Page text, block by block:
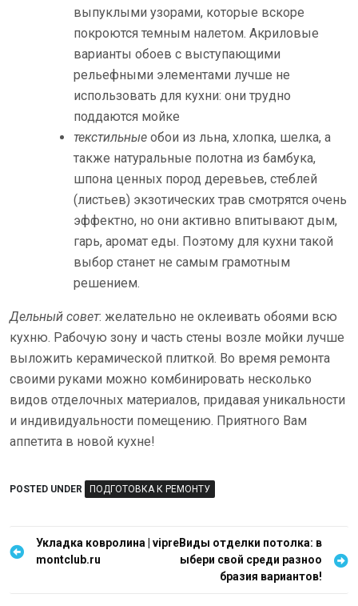
выпуклыми узорами, которые вскоре
покроются темным налетом. Акриловые
варианты обоев с выступающими
рельефными элементами лучше не
использовать для кухни: они трудно
поддаются мойке
текстильные обои из льна, хлопка, шелка, а
также натуральные полотна из бамбука,
шпона ценных пород деревьев, стеблей
(листьев) экзотических трав смотрятся очень
эффектно, но они активно впитывают дым,
гарь, аромат еды. Поэтому для кухни такой
выбор станет не самым грамотным
решением.
Дельный совет: желательно не оклеивать обоями всю
кухню. Рабочую зону и часть стены возле мойки лучше
выложить керамической плиткой. Во время ремонта
своими руками можно комбинировать несколько
видов отделочных материалов, придавая уникальности
и индивидуальности помещению. Приятного Вам
аппетита в новой кухне!
POSTED UNDER ПОДГОТОВКА К РЕМОНТУ
Н
Укладка ковролина | vipre
montclub.ru
Виды отделки потолка: в
ыбери свой среди разноо
бразия вариантов!